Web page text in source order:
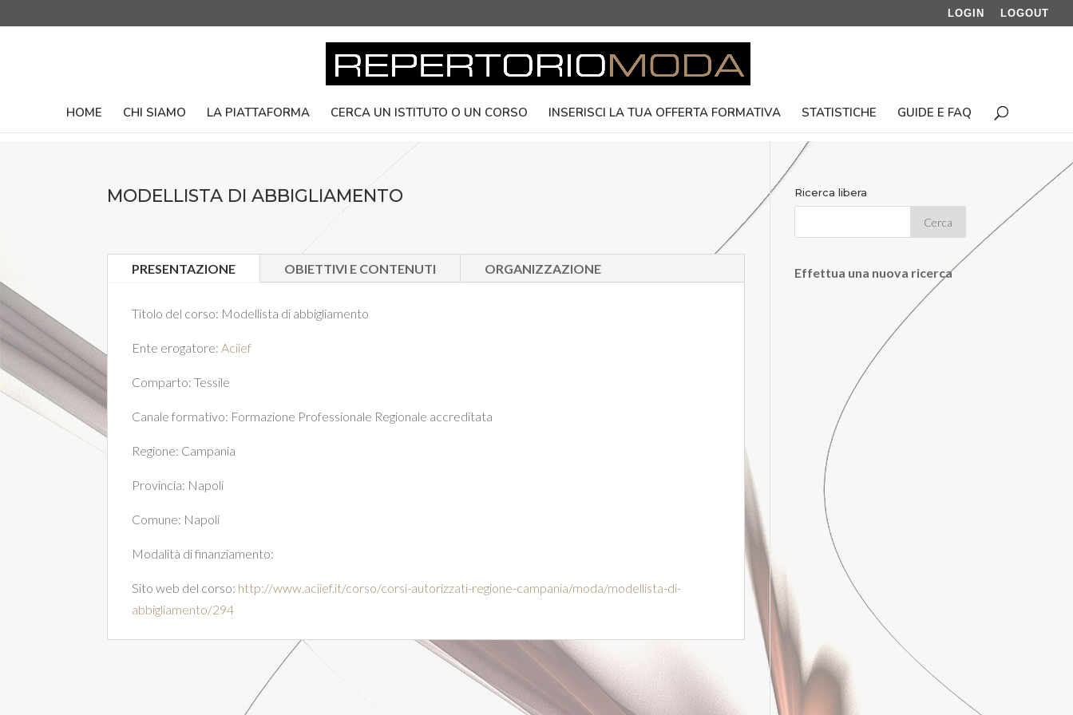
LOGIN LOGOUT
HOME CHI SIAMO LA PIATTAFORMA CERCA UN ISTITUTO O UN CORSO INSERISCI LA TUA OFFERTA FORMATIVA STATISTICHE GUIDE E FAQ
MODELLISTA DI ABBIGLIAMENTO
PRESENTAZIONE OBIETTIVI E CONTENUTI ORGANIZZAZIONE
Titolo del corso: Modellista di abbigliamento
Ente erogatore:Aciief
Comparto:Tessile
Canale formativo: Formazione Professionale Regionale accreditata
Regione: Campania
Provincia: Napoli
Comune: Napoli
Modalità di finanziamento:
Sito web del corso: http://www.aciief.it/corso/corsi-autorizzati-regione-campania/moda/modellista-di-
abbigliamento/294
Ricerca libera
Effettua una nuova ricerca